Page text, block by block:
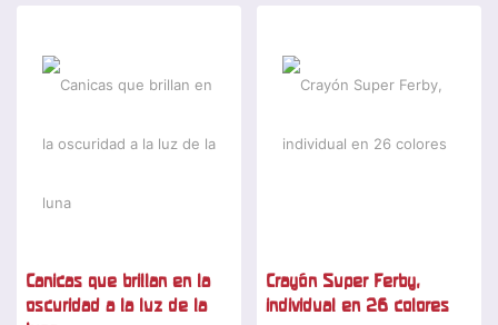
Canicas que brillan en la
oscuridad a la luz de la
Crayón Super Ferby,
individual en 26 colores